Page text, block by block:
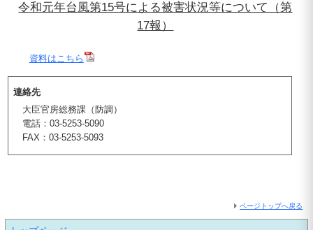
令和元年台風第15号による被害状況等について（第
17報）
資料はこちら
連絡先
大臣官房総務課（防調）
電話：03-5253-5090
FAX：03-5253-5093
ページトップへ戻る